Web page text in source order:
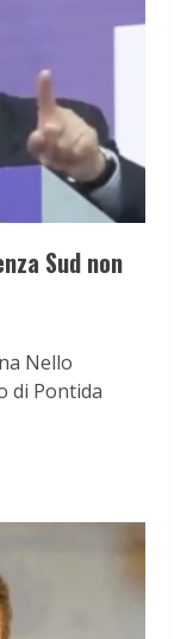
Sud non
Nello
di Pontida